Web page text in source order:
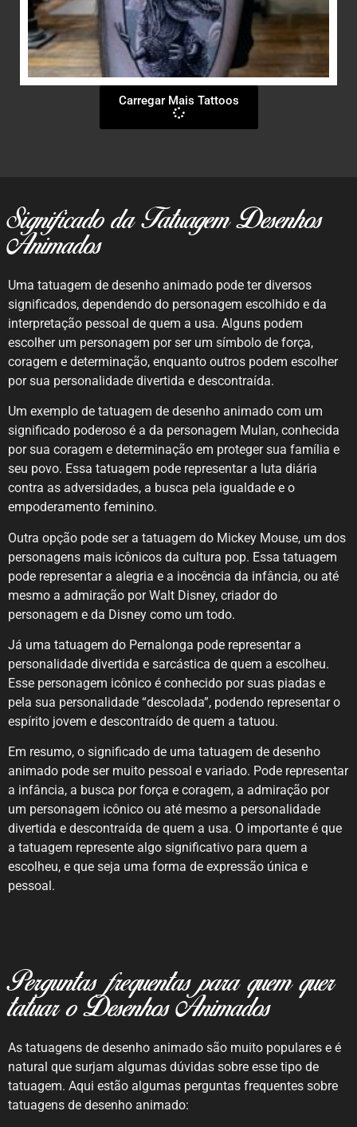
Carregar Mais Tattoos
Significado da Tatuagem Desenhos
Animados
Uma tatuagem de desenho animado pode ter diversos
significados, dependendo do personagem escolhido e da
interpretação pessoal de quem a usa. Alguns podem
escolher um personagem por ser um símbolo de força,
coragem e determinação, enquanto outros podem escolher
por sua personalidade divertida e descontraída.
Um exemplo de tatuagem de desenho animado com um
significado poderoso é a da personagem Mulan, conhecida
por sua coragem e determinação em proteger sua família e
seu povo. Essa tatuagem pode representar a luta diária
contra as adversidades, a busca pela igualdade e o
empoderamento feminino.
Outra opção pode ser a tatuagem do Mickey Mouse, um dos
personagens mais icônicos da cultura pop. Essa tatuagem
pode representar a alegria e a inocência da infância, ou até
mesmo a admiração por Walt Disney, criador do
personagem e da Disney como um todo.
Já uma tatuagem do Pernalonga pode representar a
personalidade divertida e sarcástica de quem a escolheu.
Esse personagem icônico é conhecido por suas piadas e
pela sua personalidade “descolada”, podendo representar o
espírito jovem e descontraído de quem a tatuou.
Em resumo, o significado de uma tatuagem de desenho
animado pode ser muito pessoal e variado. Pode representar
a infância, a busca por força e coragem, a admiração por
um personagem icônico ou até mesmo a personalidade
divertida e descontraída de quem a usa. O importante é que
a tatuagem represente algo significativo para quem a
escolheu, e que seja uma forma de expressão única e
pessoal.
Perguntas frequentas para quem quer
tatuar o Desenhos Animados
As tatuagens de desenho animado são muito populares e é
natural que surjam algumas dúvidas sobre esse tipo de
tatuagem. Aqui estão algumas perguntas frequentes sobre
tatuagens de desenho animado: